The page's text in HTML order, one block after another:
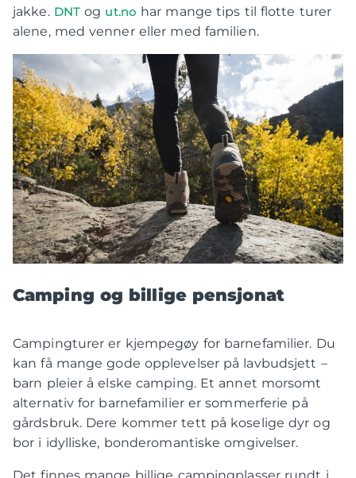
jakke. DNT og ut.no har mange tips til flotte turer
alene, med venner eller med familien.
Camping og billige pensjonat
Campingturer er kjempegøy for barnefamilier. Du
kan få mange gode opplevelser på lavbudsjett –
barn pleier å elske camping. Et annet morsomt
alternativ for barnefamilier er sommerferie på
gårdsbruk. Dere kommer tett på koselige dyr og
bor i idylliske, bonderomantiske omgivelser.